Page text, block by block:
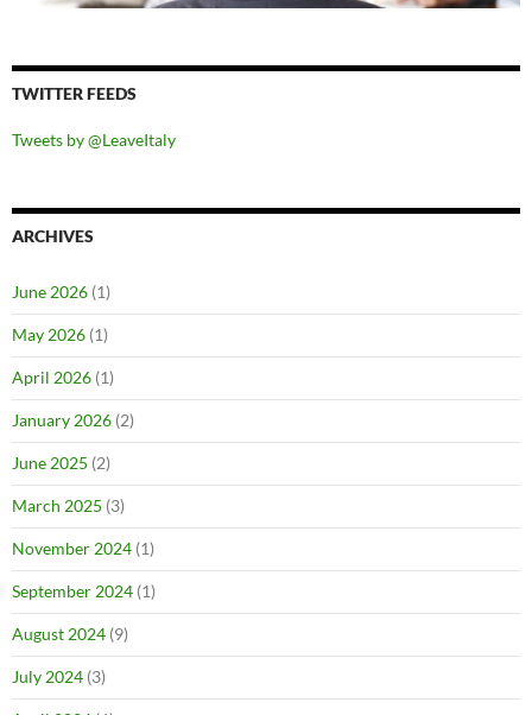
TWITTER FEEDS
Tweets by @LeaveItaly
ARCHIVES
June 2026 (1)
May 2026 (1)
April 2026 (1)
January 2026 (2)
June 2025 (2)
March 2025 (3)
November 2024 (1)
September 2024 (1)
August 2024 (9)
July 2024 (3)